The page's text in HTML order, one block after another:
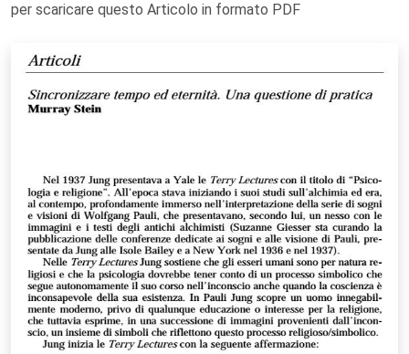
per scaricare questo Articolo in formato PDF